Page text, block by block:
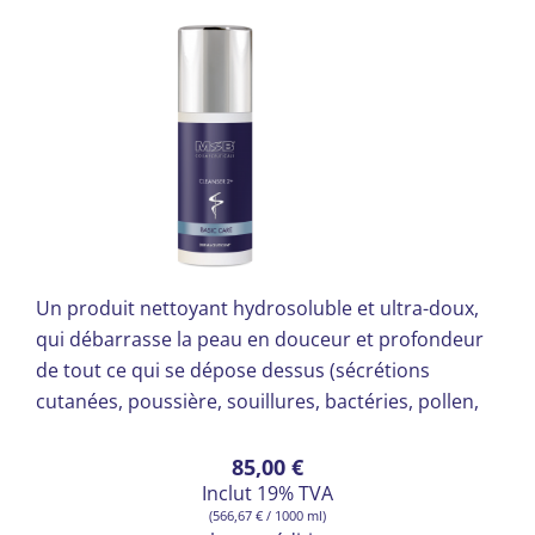
Un produit nettoyant hydrosoluble et ultra-doux,
qui débarrasse la peau en douceur et profondeur
de tout ce qui se dépose dessus (sécrétions
cutanées, poussière, souillures, bactéries, pollen,
85,00 €
Inclut 19% TVA
(566,67 € / 1000 ml)